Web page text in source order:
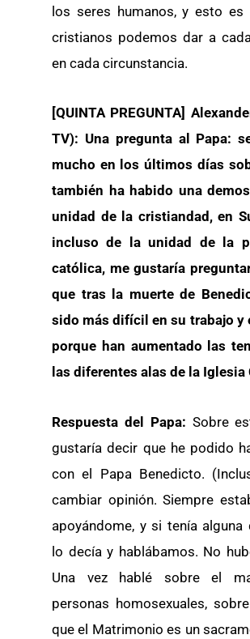
los seres humanos, y esto
cristianos podemos dar a
en cada circunstancia.
[QUINTA PREGUNTA]
TV): Una pregunta al Papa:
mucho en los últimos días
también ha habido una
unidad de la cristiandad, en
incluso de la unidad de la
católica, me gustaría
que tras la muerte de
sido más difícil en su trabajo y
porque han aumentado las
las diferentes alas de la Iglesia
Respuesta del Papa: Sobre
gustaría decir que he podido
con el Papa Benedicto.
cambiar opinión. Siempre
apoyándome, y si tenía alguna
lo decía y hablábamos. No
Una vez hablé sobre el
personas homosexuales,
que el Matrimonio es un